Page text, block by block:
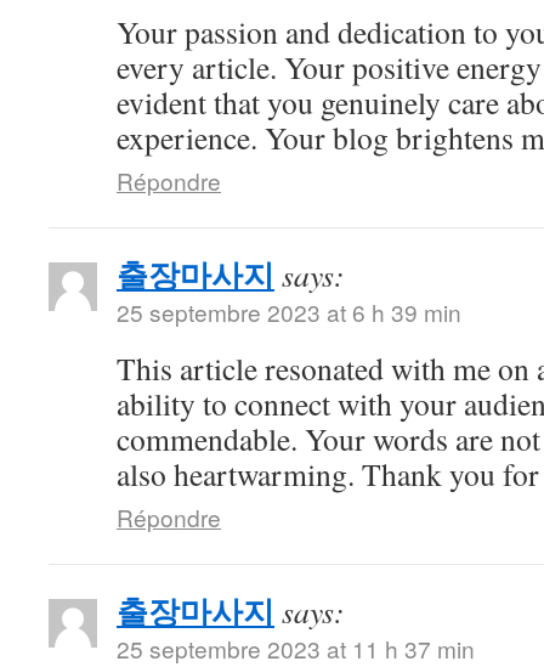
Your passion and dedication to
every article. Your positive
evident that you genuinely care
experience. Your blog brightens
Répondre
출장마사지 says:
25 septembre 2023 at 6 h 39 min
This article resonated with me on
ability to connect with your
commendable. Your words are
also heartwarming. Thank you
Répondre
출장마사지 says:
25 septembre 2023 at 11 h 37 min